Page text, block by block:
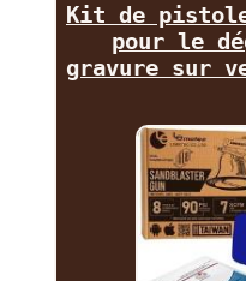
Kit de
pour le
gravure sur